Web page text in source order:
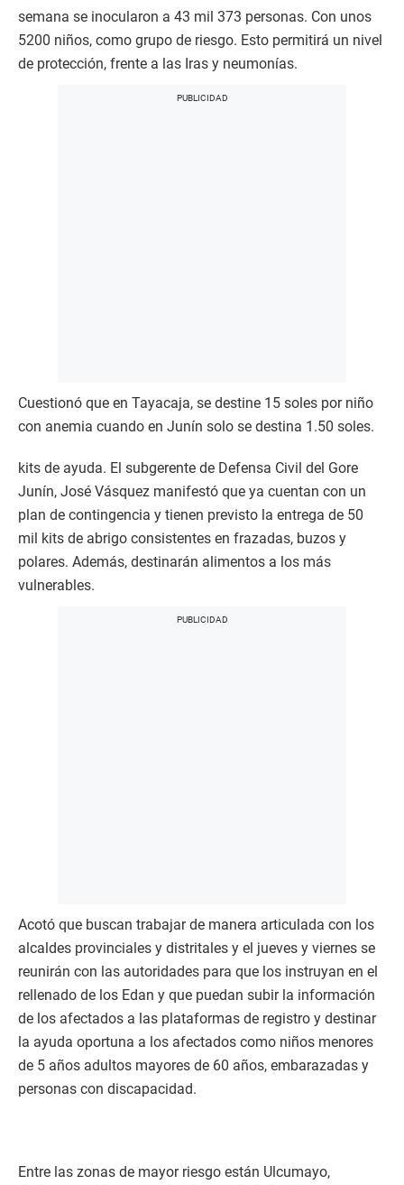
semana se inocularon a 43 mil 373 personas. Con unos
5200 niños, como grupo de riesgo. Esto permitirá un nivel
de protección, frente a las Iras y neumonías.
Cuestionó que en Tayacaja, se destine 15 soles por niño
con anemia cuando en Junín solo se destina 1.50 soles.
kits de ayuda. El subgerente de Defensa Civil del Gore
Junín, José Vásquez manifestó que ya cuentan con un
plan de contingencia y tienen previsto la entrega de 50
mil kits de abrigo consistentes en frazadas, buzos y
polares. Además, destinarán alimentos a los más
vulnerables.
Acotó que buscan trabajar de manera articulada con los
alcaldes provinciales y distritales y el jueves y viernes se
reunirán con las autoridades para que los instruyan en el
rellenado de los Edan y que puedan subir la información
de los afectados a las plataformas de registro y destinar
la ayuda oportuna a los afectados como niños menores
de 5 años adultos mayores de 60 años, embarazadas y
personas con discapacidad.
Entre las zonas de mayor riesgo están Ulcumayo,